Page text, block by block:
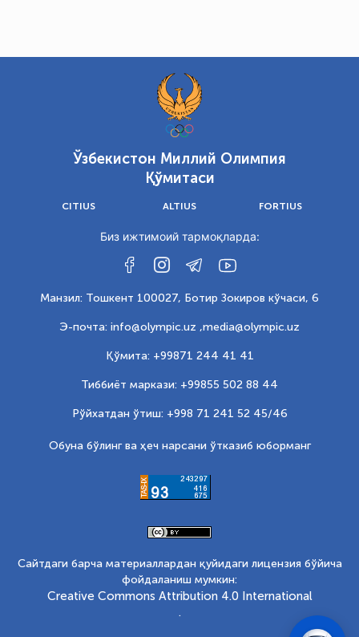
Ўзбекистон Миллий Олимпия
Қўмитаси
CITIUS ALTIUS FORTIUS
Биз ижтимоий тармоқларда:
Манзил: Тошкент 100027, Ботир Зокиров кўчаси, 6
Э-почта: info@olympic.uz ,media@olympic.uz
Қўмита: +99871 244 41 41
Тиббиёт маркази: +99855 502 88 44
Рўйхатдан ўтиш: +998 71 241 52 45/46
Обуна бўлинг ва ҳеч нарсани ўтказиб юборманг
Сайтдаги барча материаллардан қуйидаги лицензия бўйича
фойдаланиш мумкин:
Creative Commons Attribution 4.0 International
.